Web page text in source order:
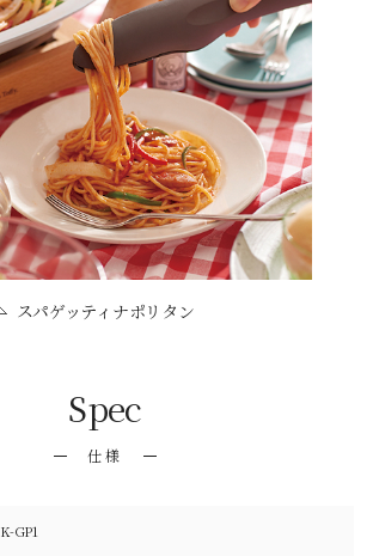
スパゲッティナポリタン
Spec
仕様
K-GP1